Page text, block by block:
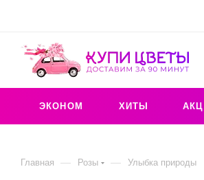
ЭКОНОМ ХИТЫ
Главная — Розы — Улыбка природы